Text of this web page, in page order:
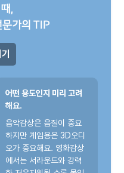
,
문가의 TIP
어떤 용도인지 미리 고려
해요.
음악감상은 음질이 중요
하지만 게임용은 3D오디
오가 중요해요. 영화감상
에서는 서라운드와 강력